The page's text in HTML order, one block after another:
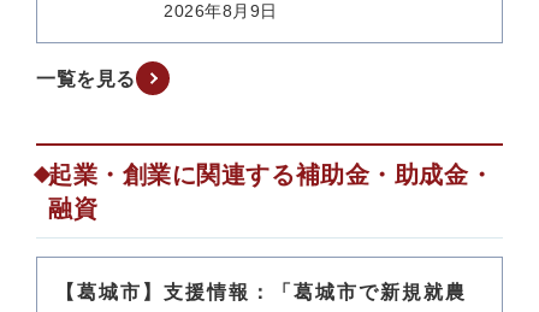
2026年8月9日
一覧を見る
起業・創業に関連する補助金・助成金・
融資
【葛城市】支援情報：「葛城市で新規就農